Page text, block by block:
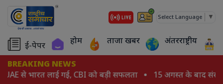
Select Language ▼
ई-पेपर होम ताजा खबर अंतरराष्ट्रीय
BREAKING NEWS
UAE से भारत लाई गई, CBI को बड़ी सफलता
15 अगस्त के बाद